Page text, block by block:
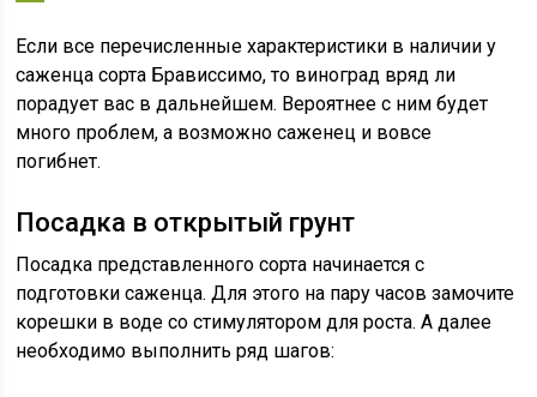
Если все перечисленные характеристики в наличии у
саженца сорта Брависсимо, то виноград вряд ли
порадует вас в дальнейшем. Вероятнее с ним будет
много проблем, а возможно саженец и вовсе
погибнет.
Посадка в открытый грунт
Посадка представленного сорта начинается с
подготовки саженца. Для этого на пару часов замочите
корешки в воде со стимулятором для роста. А далее
необходимо выполнить ряд шагов: